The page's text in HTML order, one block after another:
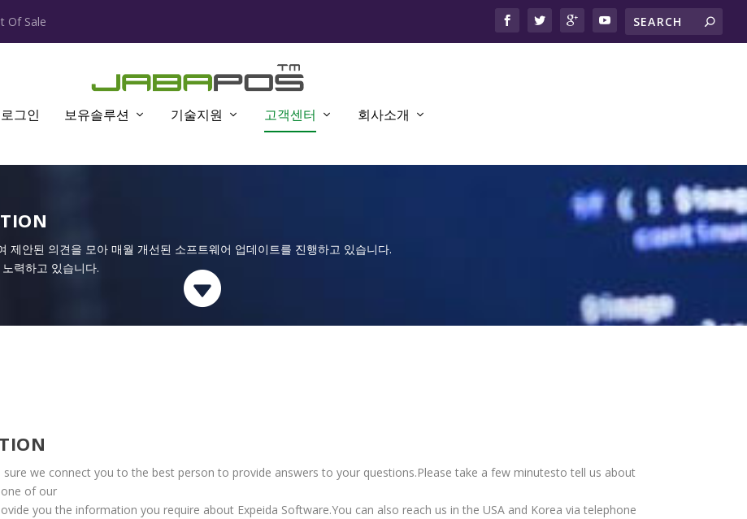
Of Sale
그인 보유솔루션 기술지원 고객센터 회사소개
제안된 의견을 모아 매월 개선된 소프트웨어 업데이트를 진행하고 있습니다.
력하고 있습니다.

we connect you to the best person to provide answers to your questions.Please take a few minutesto tell us about
of our
you the information you require about Expeida Software.You can also reach us in the USA and Korea via telephone